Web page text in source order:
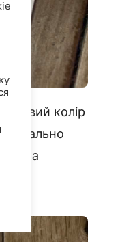
колір
ідеально